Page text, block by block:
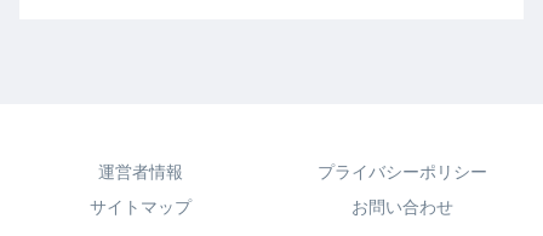
運営者情報
プライバシーポリシー
サイトマップ
お問い合わせ